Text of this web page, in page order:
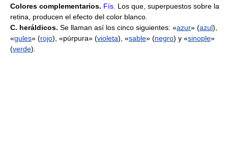
Colores complementarios. Fís. Los que, superpuestos sobre la
retina, producen el efecto del color blanco.
C. heráldicos. Se llaman así los cinco siguientes: «azur» (azul),
«gules» (rojo), «púrpura» (violeta), «sable» (negro) y «sinople»
(verde).